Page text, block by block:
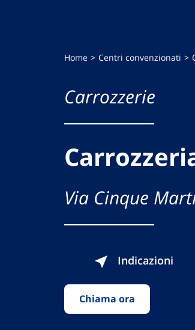
Home Centri convenzionati
Carrozzerie
Via Cinque
Indicazioni
Chiama ora